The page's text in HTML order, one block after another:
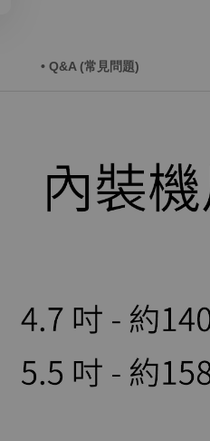
• Q&A (常見問題)